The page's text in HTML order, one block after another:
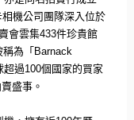
機公司團隊深入位於
會雲集433件珍貴館
稱為「Barnack
超過100個國家的買家
盛事。